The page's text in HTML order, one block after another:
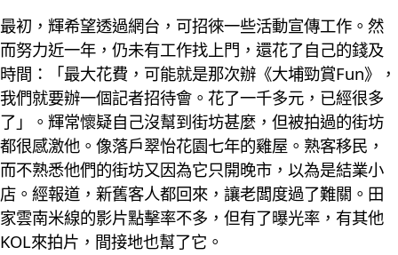
最初，輝希望透過網台，可招徠一些活動宣傳工作。然
而努力近一年，仍未有工作找上門，還花了自己的錢及
時間：「最大花費，可能就是那次辦《大埔勁賞Fun》，
我們就要辦一個記者招待會。花了一千多元，已經很多
了」。輝常懷疑自己沒幫到街坊甚麼，但被拍過的街坊
都很感激他。像落戶翠怡花園七年的雞屋。熟客移民，
而不熟悉他們的街坊又因為它只開晚市，以為是結業小
店。經報道，新舊客人都回來，讓老闆度過了難關。田
家雲南米線的影片點擊率不多，但有了曝光率，有其他
KOL來拍片，間接地也幫了它。